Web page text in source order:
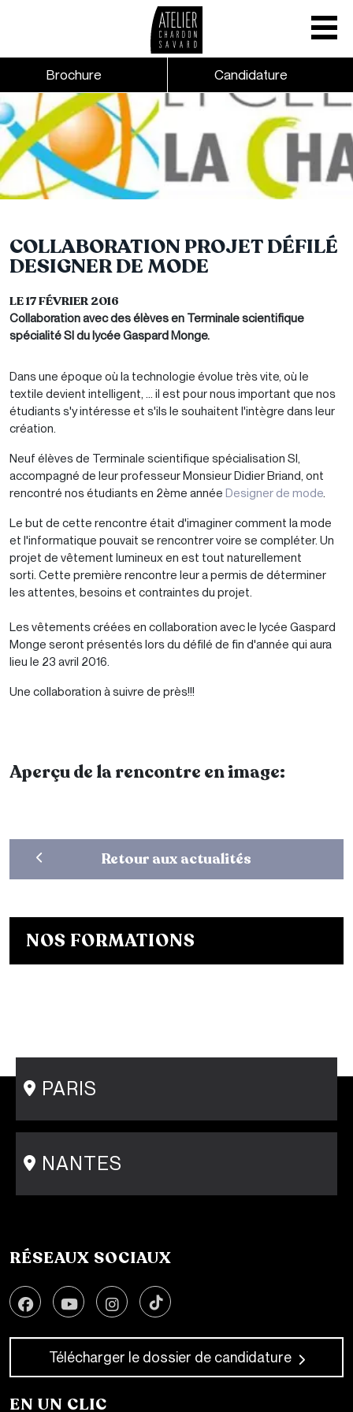
Skip to main content
Brochure Candidature
COLLABORATION PROJET DÉFILÉ
DESIGNER DE MODE
LE 17 FÉVRIER 2016
Collaboration avec des élèves en Terminale scientifique
spécialité SI du lycée Gaspard Monge.
Dans une époque où la technologie évolue très vite, où le
textile devient intelligent, ... il est pour nous important que nos
étudiants s'y intéresse et s'ils le souhaitent l'intègre dans leur
création.
Neuf élèves de Terminale scientifique spécialisation SI,
accompagné de leur professeur Monsieur Didier Briand, ont
rencontré nos étudiants en 2ème année Designer de mode.
Le but de cette rencontre était d'imaginer comment la mode
et l'informatique pouvait se rencontrer voire se compléter. Un
projet de vêtement lumineux en est tout naturellement
sorti. Cette première rencontre leur a permis de déterminer
les attentes, besoins et contraintes du projet.
Les vêtements créées en collaboration avec le lycée Gaspard
Monge seront présentés lors du défilé de fin d'année qui aura
lieu le 23 avril 2016.
Une collaboration à suivre de près!!!
Aperçu de la rencontre en image:
Retour aux actualités
NOS FORMATIONS
Bachelor Designer de mode
PARIS
15 rue Gambey - 75011
+33 1 86 47 29 92
NANTES
31-33 rue Saint Léonard
RÉSEAUX SOCIAUX
Télécharger le dossier de candidature
EN UN CLIC